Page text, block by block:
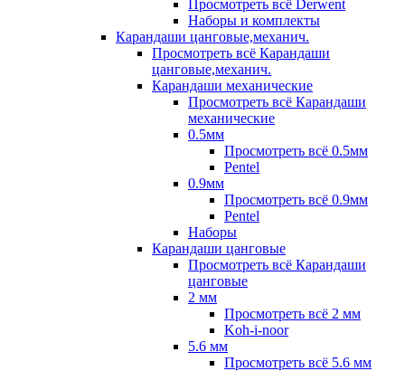
Просмотреть всё Derwent
Наборы и комплекты
Карандаши цанговые,механич.
Просмотреть всё Карандаши
цанговые,механич.
Карандаши механические
Просмотреть всё Карандаши
механические
0.5мм
Просмотреть всё 0.5мм
Pentel
0.9мм
Просмотреть всё 0.9мм
Pentel
Наборы
Карандаши цанговые
Просмотреть всё Карандаши
цанговые
2 мм
Просмотреть всё 2 мм
Koh-i-noor
5.6 мм
Просмотреть всё 5.6 мм